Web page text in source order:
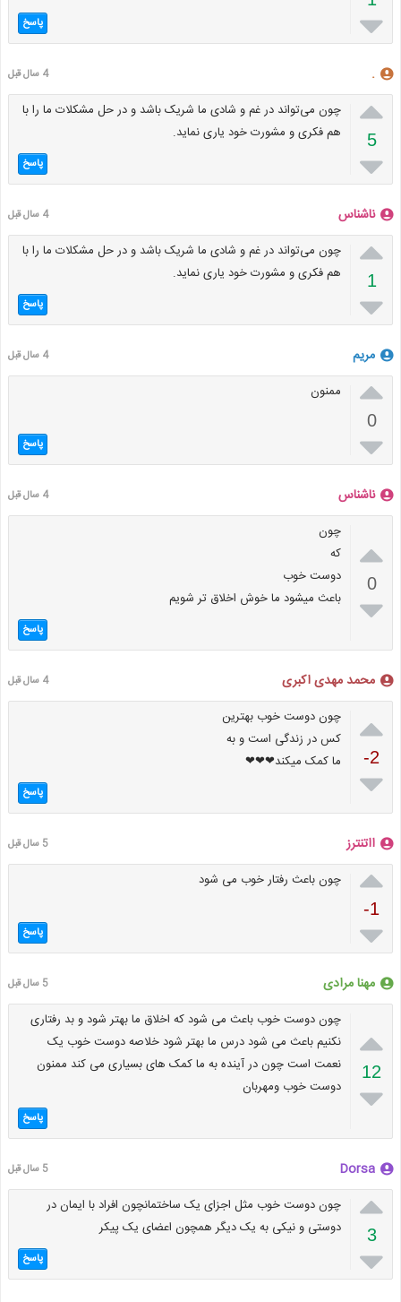
 پاسخ
. 4 سال قبل

5

چون می‌تواند در غم و شادی ما شریک باشد و در حل مشکلات ما را با
هم فکری و مشورت خود یاری نماید.
پاسخ
ناشناس 4 سال قبل

1

چون می‌تواند در غم و شادی ما شریک باشد و در حل مشکلات ما را با
هم فکری و مشورت خود یاری نماید.
پاسخ
مریم 4 سال قبل

0

ممنون
پاسخ
ناشناس 4 سال قبل

0

چون
که
دوست خوب
باعث میشود ما خوش اخلاق تر شویم
پاسخ
محمد مهدی اکبری 4 سال قبل

-2

چون دوست خوب بهترین
کس در زندگی است و به
ما کمک میکند❤❤❤
پاسخ
ااتنترز 5 سال قبل

-1

چون باعث رفتار خوب می شود
پاسخ
مهنا مرادی 5 سال قبل

12

چون دوست خوب باعث می شود که اخلاق ما بهتر شود و بد رفتاری
نکنیم باعث می شود درس ما بهتر شود خلاصه دوست خوب یک
نعمت است چون در آینده به ما کمک های بسیاری می کند ممنون
دوست خوب ومهربان
پاسخ
Dorsa 5 سال قبل

3

چون دوست خوب مثل اجزای یک ساختمانچون افراد با ایمان در
دوستی و نیکی به یک دیگر همچون اعضای یک پیکر
پاسخ